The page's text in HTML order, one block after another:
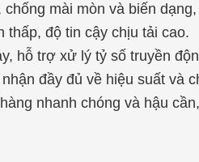
mài mòn và biến
thấp, độ tin cậy chịu tải cao.
hỗ trợ xử lý tỷ số truyền
đầy đủ về hiệu suất và
nhanh chóng và hậu